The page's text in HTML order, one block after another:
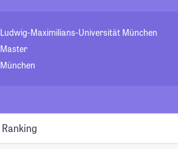
Ludwig-Maximilians-Universität München
Master
München
Ranking